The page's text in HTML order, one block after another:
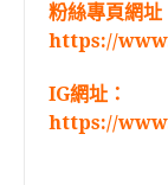
粉絲專頁網址
https://
IG網址：
https://